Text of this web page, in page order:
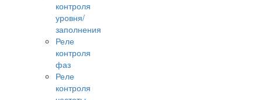
контроля
уровня/
заполнения
Реле
контроля
фаз
Реле
контроля